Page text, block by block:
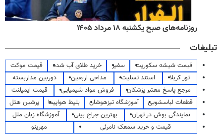
روزنامه‌های صبح یکشنبه ۱۸ مرداد ۱۴۰۵
تبلیغات
قیمت شیشه سکوریت سفیر خرید طلای آب شده
قیمت موکت
تور کربلا
استند تسلیت مداحی اربعین
دوربین مداربسته
مرجع پاسخ معتبر پزشکان
فروش مواد شیمیایی
قیمت ایمپلنت
قطعات لباسشویی
آموزشگاه تیزهوشان بلیط هواپیما
پرشین هتل
نمایندگی بوش در تهران
بهترین جراح بینی
آموزشگاه زبان ملل
قیمت و خرید سمعک نامرئی
مهرینو